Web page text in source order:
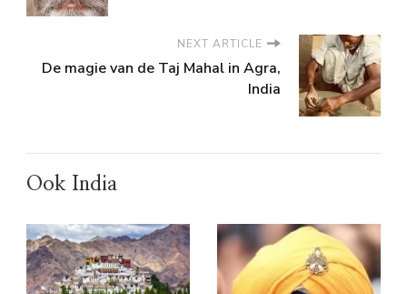
NEXT ARTICLE
De magie van de Taj Mahal in Agra,
India
Ook India